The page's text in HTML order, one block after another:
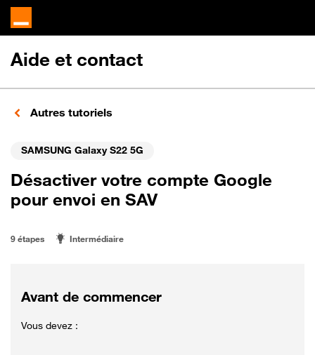
Aide et contact
Autres tutoriels
SAMSUNG Galaxy S22 5G
Désactiver votre compte Google
pour envoi en SAV
9 étapes Intermédiaire
Avant de commencer
Vous devez :